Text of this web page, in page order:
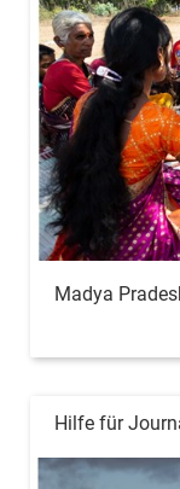
Madya
Hilfe für